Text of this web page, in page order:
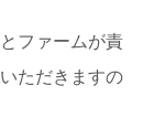
ファームが責
ただきますの